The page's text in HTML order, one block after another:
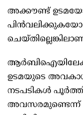
അക്കൗണ്ട്
ഉടമയുടെ
നടപടികൾ
അവസരമുണ്ടെന്ന്